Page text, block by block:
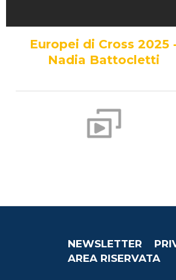
Europei di Cross 2025
Nadia Battocletti
NEWSLETTER
AREA RISERVATA